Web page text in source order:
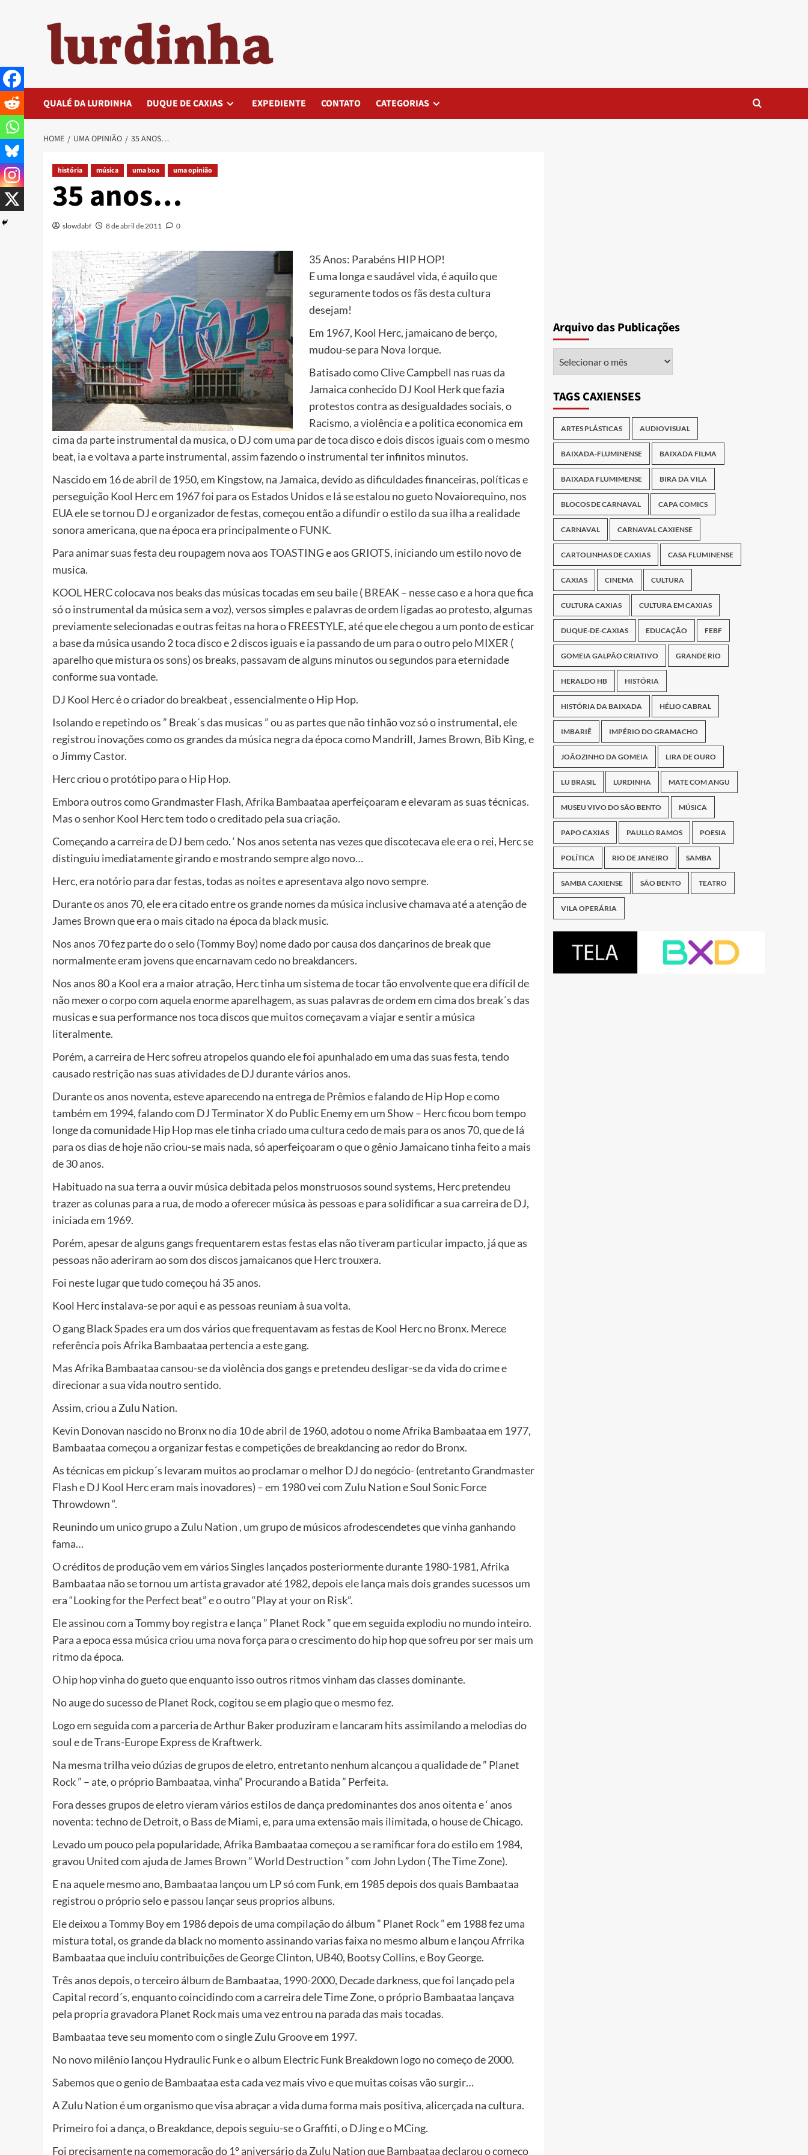
QUALÉ DA LURDINHA DUQUE DE CAXIAS EXPEDIENTE CONTATO CATEGORIAS
HOME UMA OPINIÃO 35 ANOS…
história música uma boa uma opinião
35 anos…
slowdabf 8 de abril de 2011 0
35 Anos: Parabéns HIP HOP!
E uma longa e saudável vida, é aquilo que
seguramente todos os fãs desta cultura
desejam!
Em 1967, Kool Herc, jamaicano de berço,
mudou-se para Nova Iorque.
Batisado como Clive Campbell nas ruas da
Jamaica conhecido DJ Kool Herk que fazia
protestos contra as desigualdades sociais, o
Racismo, a violência e a politica economica em
cima da parte instrumental da musica, o DJ com uma par de toca disco e dois discos iguais com o mesmo
beat, ia e voltava a parte instrumental, assim fazendo o instrumental ter infinitos minutos.
Nascido em 16 de abril de 1950, em Kingstow, na Jamaica, devido as dificuldades financeiras, políticas e
perseguição Kool Herc em 1967 foi para os Estados Unidos e lá se estalou no gueto Novaiorequino, nos
EUA ele se tornou DJ e organizador de festas, começou então a difundir o estilo da sua ilha a realidade
sonora americana, que na época era principalmente o FUNK.
Para animar suas festa deu roupagem nova aos TOASTING e aos GRIOTS, iniciando um estilo novo de
musica.
KOOL HERC colocava nos beaks das músicas tocadas em seu baile ( BREAK – nesse caso e a hora que fica
só o instrumental da música sem a voz), versos simples e palavras de ordem ligadas ao protesto, algumas
previamente selecionadas e outras feitas na hora o FREESTYLE, até que ele chegou a um ponto de esticar
a base da música usando 2 toca disco e 2 discos iguais e ia passando de um para o outro pelo MIXER (
aparelho que mistura os sons) os breaks, passavam de alguns minutos ou segundos para eternidade
conforme sua vontade.
DJ Kool Herc é o criador do breakbeat , essencialmente o Hip Hop.
Isolando e repetindo os ” Break´s das musicas ” ou as partes que não tinhão voz só o instrumental, ele
registrou inovações como os grandes da música negra da época como Mandrill, James Brown, Bib King, e
o Jimmy Castor.
Herc criou o protótipo para o Hip Hop.
Embora outros como Grandmaster Flash, Afrika Bambaataa aperfeiçoaram e elevaram as suas técnicas.
Mas o senhor Kool Herc tem todo o creditado pela sua criação.
Começando a carreira de DJ bem cedo. ‘ Nos anos setenta nas vezes que discotecava ele era o rei, Herc se
distinguiu imediatamente girando e mostrando sempre algo novo…
Herc, era notório para dar festas, todas as noites e apresentava algo novo sempre.
Durante os anos 70, ele era citado entre os grande nomes da música inclusive chamava até a atenção de
James Brown que era o mais citado na época da black music.
Nos anos 70 fez parte do o selo (Tommy Boy) nome dado por causa dos dançarinos de break que
normalmente eram jovens que encarnavam cedo no breakdancers.
Nos anos 80 a Kool era a maior atração, Herc tinha um sistema de tocar tão envolvente que era difícil de
não mexer o corpo com aquela enorme aparelhagem, as suas palavras de ordem em cima dos break´s das
musicas e sua performance nos toca discos que muitos começavam a viajar e sentir a música
literalmente.
Porém, a carreira de Herc sofreu atropelos quando ele foi apunhalado em uma das suas festa, tendo
causado restrição nas suas atividades de DJ durante vários anos.
Durante os anos noventa, esteve aparecendo na entrega de Prêmios e falando de Hip Hop e como
também em 1994, falando com DJ Terminator X do Public Enemy em um Show – Herc ficou bom tempo
longe da comunidade Hip Hop mas ele tinha criado uma cultura cedo de mais para os anos 70, que de lá
para os dias de hoje não criou-se mais nada, só aperfeiçoaram o que o gênio Jamaicano tinha feito a mais
de 30 anos.
Habituado na sua terra a ouvir música debitada pelos monstruosos sound systems, Herc pretendeu
trazer as colunas para a rua, de modo a oferecer música às pessoas e para solidificar a sua carreira de DJ,
iniciada em 1969.
Porém, apesar de alguns gangs frequentarem estas festas elas não tiveram particular impacto, já que as
pessoas não aderiram ao som dos discos jamaicanos que Herc trouxera.
Foi neste lugar que tudo começou há 35 anos.
Kool Herc instalava-se por aqui e as pessoas reuniam à sua volta.
O gang Black Spades era um dos vários que frequentavam as festas de Kool Herc no Bronx. Merece
referência pois Afrika Bambaataa pertencia a este gang.
Mas Afrika Bambaataa cansou-se da violência dos gangs e pretendeu desligar-se da vida do crime e
direcionar a sua vida noutro sentido.
Assim, criou a Zulu Nation.
Kevin Donovan nascido no Bronx no dia 10 de abril de 1960, adotou o nome Afrika Bambaataa em 1977,
Bambaataa começou a organizar festas e competições de breakdancing ao redor do Bronx.
As técnicas em pickup´s levaram muitos ao proclamar o melhor DJ do negócio- (entretanto Grandmaster
Flash e DJ Kool Herc eram mais inovadores) – em 1980 vei com Zulu Nation e Soul Sonic Force
Throwdown “.
Reunindo um unico grupo a Zulu Nation , um grupo de músicos afrodescendetes que vinha ganhando
fama…
O créditos de produção vem em vários Singles lançados posteriormente durante 1980-1981, Afrika
Bambaataa não se tornou um artista gravador até 1982, depois ele lança mais dois grandes sucessos um
era “Looking for the Perfect beat” e o outro “Play at your on Risk”.
Ele assinou com a Tommy boy registra e lança ” Planet Rock ” que em seguida explodiu no mundo inteiro.
Para a epoca essa música criou uma nova força para o crescimento do hip hop que sofreu por ser mais um
ritmo da época.
O hip hop vinha do gueto que enquanto isso outros ritmos vinham das classes dominante.
No auge do sucesso de Planet Rock, cogitou se em plagio que o mesmo fez.
Logo em seguida com a parceria de Arthur Baker produziram e lancaram hits assimilando a melodias do
soul e de Trans-Europe Express de Kraftwerk.
Na mesma trilha veio dúzias de grupos de eletro, entretanto nenhum alcançou a qualidade de ” Planet
Rock ” – ate, o próprio Bambaataa, vinha” Procurando a Batida ” Perfeita.
Fora desses grupos de eletro vieram vários estilos de dança predominantes dos anos oitenta e ‘ anos
noventa: techno de Detroit, o Bass de Miami, e, para uma extensão mais ilimitada, o house de Chicago.
Levado um pouco pela popularidade, Afrika Bambaataa começou a se ramificar fora do estilo em 1984,
gravou United com ajuda de James Brown ” World Destruction ” com John Lydon ( The Time Zone).
E na aquele mesmo ano, Bambaataa lançou um LP só com Funk, em 1985 depois dos quais Bambaataa
registrou o próprio selo e passou lançar seus proprios albuns.
Ele deixou a Tommy Boy em 1986 depois de uma compilação do álbum ” Planet Rock ” em 1988 fez uma
mistura total, os grande da black no momento assinando varias faixa no mesmo album e lançou Afrrika
Bambaataa que incluiu contribuições de George Clinton, UB40, Bootsy Collins, e Boy George.
Três anos depois, o terceiro álbum de Bambaataa, 1990-2000, Decade darkness, que foi lançado pela
Capital record´s, enquanto coincidindo com a carreira dele Time Zone, o próprio Bambaataa lançava
pela propria gravadora Planet Rock mais uma vez entrou na parada das mais tocadas.
Bambaataa teve seu momento com o single Zulu Groove em 1997.
No novo milênio lançou Hydraulic Funk e o album Electric Funk Breakdown logo no começo de 2000.
Sabemos que o genio de Bambaataa esta cada vez mais vivo e que muitas coisas vão surgir…
A Zulu Nation é um organismo que visa abraçar a vida duma forma mais positiva, alicerçada na cultura.
Primeiro foi a dança, o Breakdance, depois seguiu-se o Graffiti, o DJing e o MCing.
Foi precisamente na comemoração do 1º aniversário da Zulu Nation que Bambaataa declarou o começo
Arquivo das Publicações
TAGS CAXIENSES
ARTES PLÁSTICAS AUDIOVISUAL
BAIXADA-FLUMINENSE BAIXADA FILMA
BAIXADA FLUMIMENSE BIRA DA VILA
BLOCOS DE CARNAVAL CAPA COMICS
CARNAVAL CARNAVAL CAXIENSE
CARTOLINHAS DE CAXIAS CASA FLUMINENSE
CAXIAS CINEMA CULTURA
CULTURA CAXIAS CULTURA EM CAXIAS
DUQUE-DE-CAXIAS EDUCAÇÃO FEBF
GOMEIA GALPÃO CRIATIVO GRANDE RIO
HERALDO HB HISTÓRIA
HISTÓRIA DA BAIXADA HÉLIO CABRAL
IMBARIÊ IMPÉRIO DO GRAMACHO
JOÃOZINHO DA GOMEIA LIRA DE OURO
LU BRASIL LURDINHA MATE COM ANGU
MUSEU VIVO DO SÃO BENTO MÚSICA
PAPO CAXIAS PAULLO RAMOS POESIA
POLÍTICA RIO DE JANEIRO SAMBA
SAMBA CAXIENSE SÃO BENTO TEATRO
VILA OPERÁRIA